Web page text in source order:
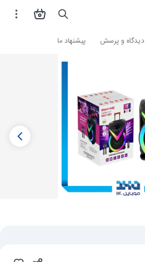
دیدگاه و پرسش پیشنهاد ما اسپیکر